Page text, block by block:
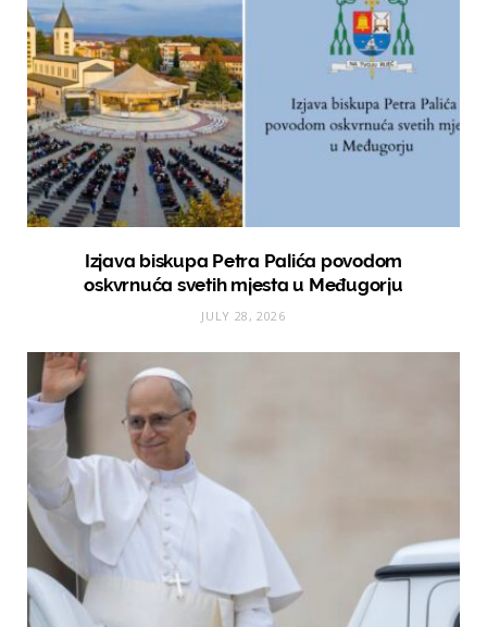
Izjava biskupa Petra Palića povodom
oskvrnuća svetih mjesta u Međugorju
JULY 28, 2026